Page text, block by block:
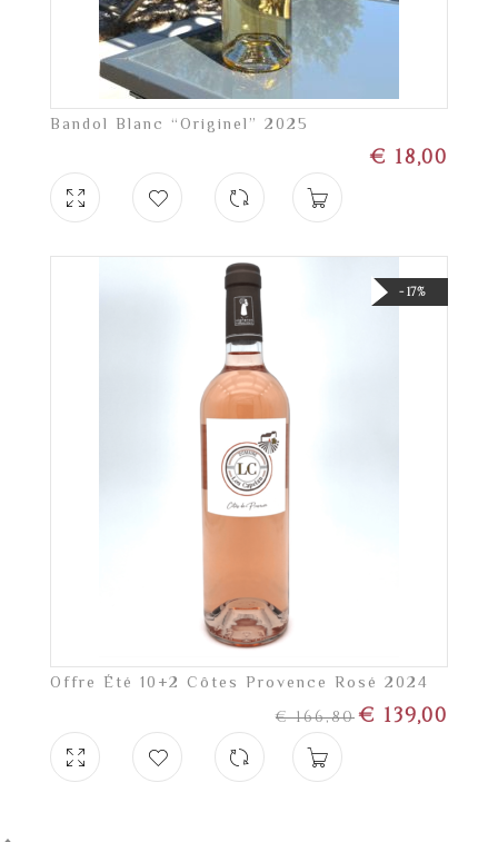
Bandol Blanc “Originel” 2025
€ 18,00
- 17%
Offre Été 10+2 Côtes Provence Rosé 2024
€166,80 € 139,00